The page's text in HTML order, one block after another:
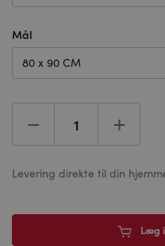
Mål
80 x 90 CM
Levering direkte til din
Læg